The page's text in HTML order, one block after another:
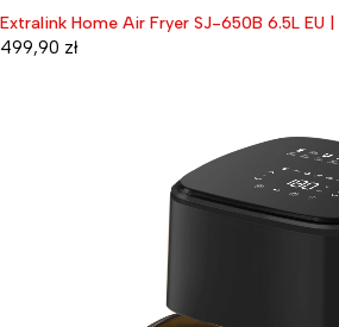
Extralink Home Air Fryer SJ-650B 6.5L EU |
499,90 zł